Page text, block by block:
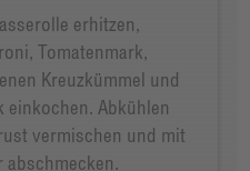
erhitzen,
Tomatenmark,
Kreuzkümmel und
einkochen. Abkühlen
vermischen und mit
abschmecken.